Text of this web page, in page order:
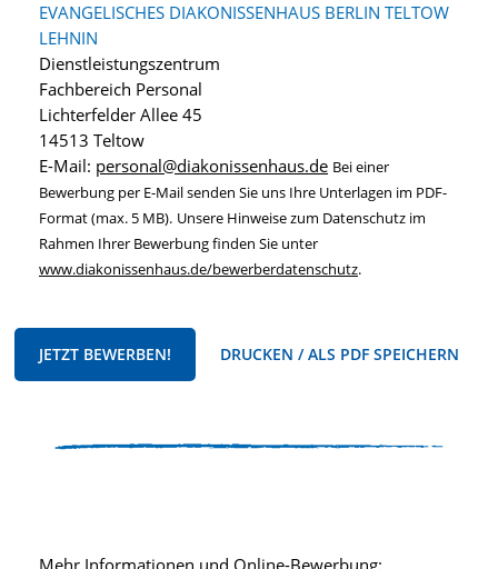
EVANGELISCHES DIAKONISSENHAUS BERLIN TELTOW
LEHNIN
Dienstleistungszentrum
Fachbereich Personal
Lichterfelder Allee 45
14513 Teltow
E-Mail: personal@diakonissenhaus.de Bei einer
Bewerbung per E-Mail senden Sie uns Ihre Unterlagen im PDF-
Format (max. 5 MB). Unsere Hinweise zum Datenschutz im
Rahmen Ihrer Bewerbung finden Sie unter
www.diakonissenhaus.de/bewerberdatenschutz.
JETZT BEWERBEN! DRUCKEN / ALS PDF SPEICHERN